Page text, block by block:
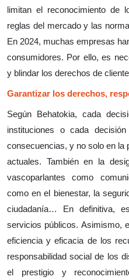
limitan el reconocimiento de
reglas del mercado y las
En 2024, muchas empresas
consumidores. Por ello, es
y blindar los derechos de
Garantizar los derechos,
Según Behatokia, cada
instituciones o cada
consecuencias, y no solo en la
actuales. También en la
vascoparlantes como
como en el bienestar, la
ciudadanía… En definitiva,
servicios públicos. Asimismo,
eficiencia y eficacia de los
responsabilidad social de los
el prestigio y